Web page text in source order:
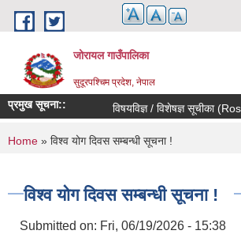
Skip to main content
जोरायल गाउँपालिका
सुदूरपश्चिम प्रदेश, नेपाल
प्रमुख सूचना:: विषयविज्ञ / विशेषज्ञ सूचीका
You are here
Home » विश्व योग दिवस सम्बन्धी सूचना !
विश्व योग दिवस सम्बन्धी सूचना !
Submitted on: Fri, 06/19/2026 - 15:38